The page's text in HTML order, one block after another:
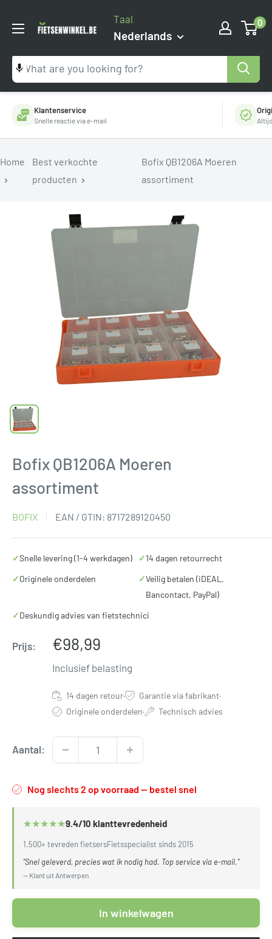
naar
Fietsenwinkel.be
Taal
Nederlands
0
Klantenservice
Snelle reactie via e-mail
Home
Best verkochte
producten
Bofix QB1206A Moeren
assortiment
Bofix QB1206A Moeren
assortiment
BOFIX EAN / GTIN: 8717289120450
✓Snelle levering (1-4 werkdagen) ✓14 dagen retourrecht
✓Originele onderdelen ✓Veilig betalen (iDEAL,
Bancontact, PayPal)
✓Deskundig advies van fietstechnici
Prijs: Verkoopprijs
€98,99
Inclusief belasting
14 dagen retour· Garantie via fabrikant·
Originele onderdelen· Technisch advies
Aantal:
Nog slechts 2 op voorraad — bestel snel
★★★★★9.4/10 klanttevredenheid
1.500+ tevreden fietsersFietsspecialist sinds 2015
"Snel geleverd, precies wat ik nodig had. Top service via e-mail."
— Klant uit Antwerpen
In winkelwagen